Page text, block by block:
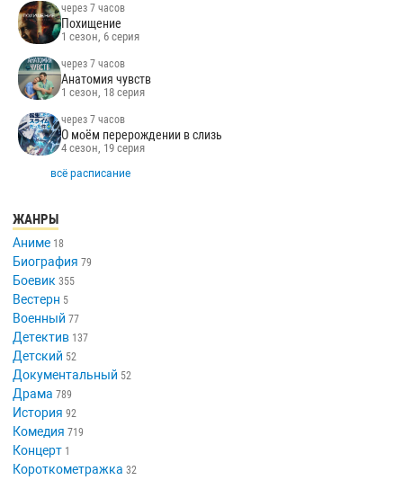
через 7 часов
Похищение
1 сезон, 6 серия
через 7 часов
Анатомия чувств
1 сезон, 18 серия
через 7 часов
О моём перерождении в слизь
4 сезон, 19 серия
всё расписание
ЖАНРЫ
Аниме 18
Биография 79
Боевик 355
Вестерн 5
Военный 77
Детектив 137
Детский 52
Документальный 52
Драма 789
История 92
Комедия 719
Концерт 1
Короткометражка 32